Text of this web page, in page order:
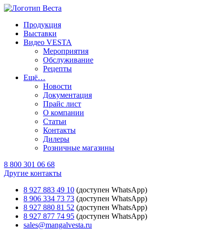
Продукция
Выставки
Видео VESTA
Мероприятия
Обслуживание
Рецепты
Ещё…
Новости
Документация
Прайс лист
О компании
Статьи
Контакты
Дилеры
Розничные магазины
8 800 301 06 68
Другие контакты
8 927 883 49 10 (доступен WhatsApp)
8 906 334 73 73 (доступен WhatsApp)
8 927 880 81 52 (доступен WhatsApp)
8 927 877 74 95 (доступен WhatsApp)
sales@mangalvesta.ru